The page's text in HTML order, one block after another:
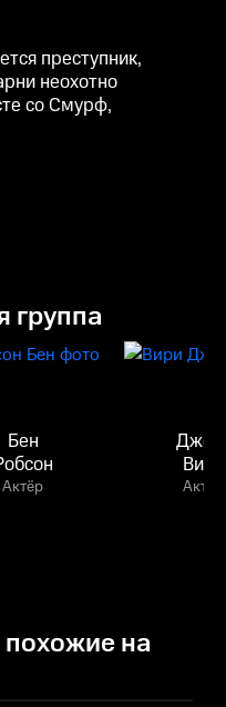
преступник,
неохотно
со Смурф,
группа
Бен
Актёр
Вири
Актёр
на